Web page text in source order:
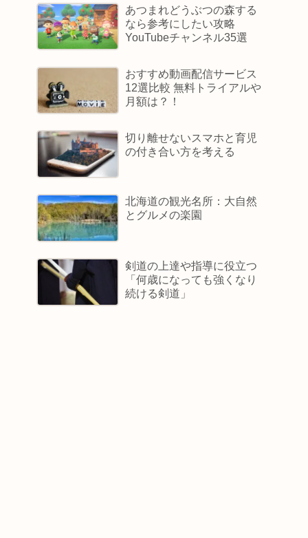
あつまれどうぶつの森する
なら参考にしたい攻略
YouTubeチャンネル35選
おすすめ動画配信サービス
12選比較 無料トライアルや
月額は？！
切り離せないスマホと育児
の付き合い方を考える
北海道の観光名所：大自然
とグルメの楽園
剣道の上達や指導に役立つ
「何歳になっても強くなり
続ける剣道」